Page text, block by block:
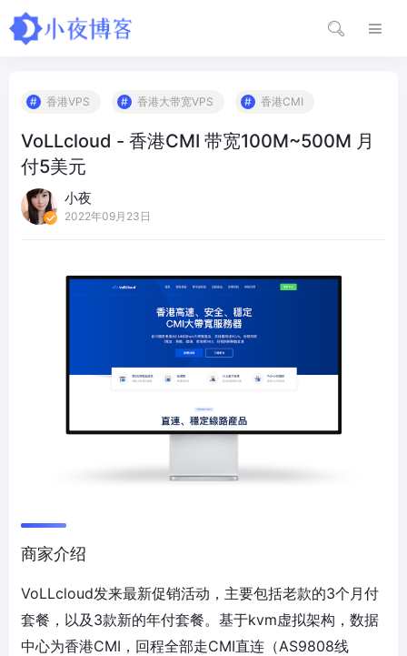
香港VPS 香港大带宽VPS 香港CMI
VoLLcloud - 香港CMI 带宽100M~500M 月
付5美元
小夜
2022年09月23日
商家介绍
VoLLcloud发来最新促销活动，主要包括老款的3个月付
套餐，以及3款新的年付套餐。基于kvm虚拟架构，数据
中心为香港CMI，回程全部走CMI直连（AS9808线